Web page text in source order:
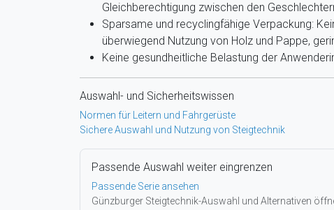
Gleichberechtigung zwischen den
Sparsame und recyclingfähige Verpackung:
überwiegend Nutzung von Holz und Pappe,
Keine gesundheitliche Belastung der
Auswahl- und Sicherheitswissen
Normen für Leitern und Fahrgerüste
Sichere Auswahl und Nutzung von Steigtechnik
Passende Auswahl weiter eingrenzen
Passende Serie ansehen
Günzburger Steigtechnik-Auswahl und Alternativen